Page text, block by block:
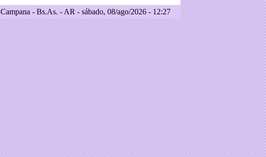
Campana - Bs.As. - AR - sábado, 08/ago/2026 - 12:27